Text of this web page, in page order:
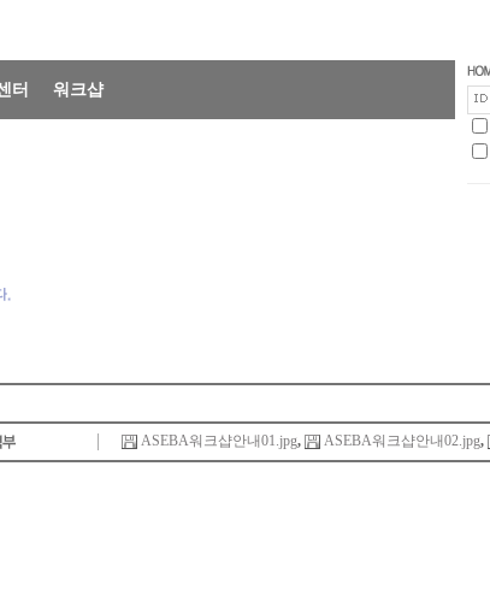
터 워크샵
ASEBA워크샵안내01.jpg, ASEBA워크샵안내02.jpg,